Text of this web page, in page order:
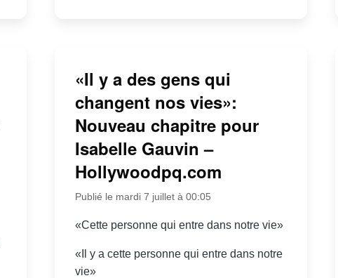
«Il y a des gens qui
changent nos vies»:
Nouveau chapitre pour
Isabelle Gauvin –
Hollywoodpq.com
Publié le mardi 7 juillet à 00:05
«Cette personne qui entre dans notre vie»
«Il y a cette personne qui entre dans notre
vie»